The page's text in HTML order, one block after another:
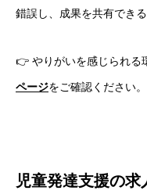
錯誤し、成果を共有でき
👉 やりがいを感じられる
ページをご確認ください。
児童発達支援の求